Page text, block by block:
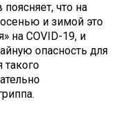
что на
и зимой это
на COVID-19, и
опасность для